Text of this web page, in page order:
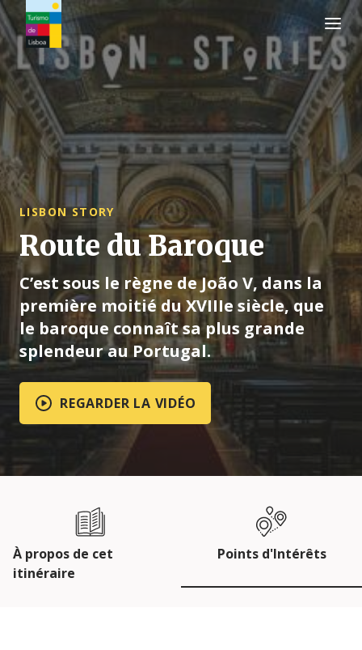
Logo de Turismo de Lisboa
LISBON STORY
Route du Baroque
C’est sous le règne de João V, dans la
première moitié du XVIIIe siècle, que
le baroque connaît sa plus grande
splendeur au Portugal.
REGARDER LA VIDÉO
À propos de cet
itinéraire
Points d'Intérêts